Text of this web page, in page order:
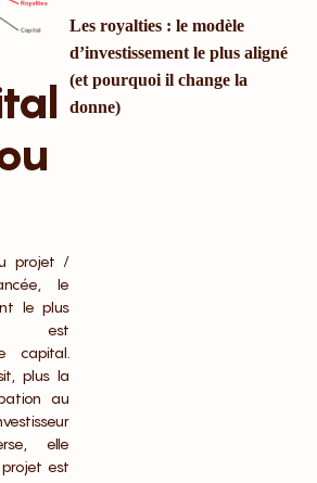
projet /
le
le plus
est
capital.
plus la
au
elle
est
Les royalties : le modèle
d’investissement le plus aligné
(et pourquoi il change la
donne)